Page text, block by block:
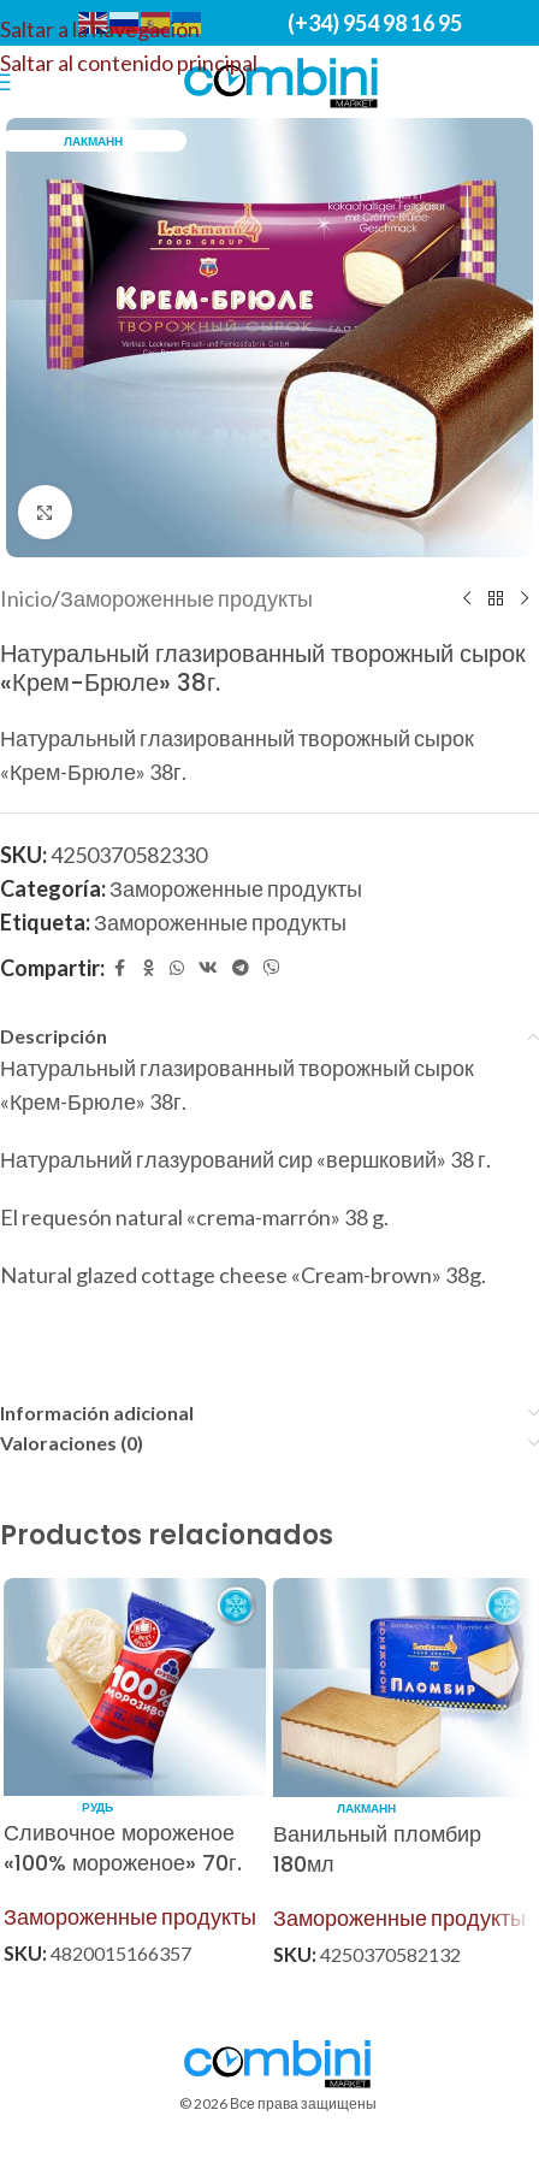
Saltar a la navegación
Saltar al contenido principal
(+34) 954 98 16 95
ЛАКМАНН
Haga clic para ampliar
Inicio/Замороженные продукты
Натуральный глазированный творожный сырок
«Крем-Брюле» 38г.
Натуральный глазированный творожный сырок
«Крем-Брюле» 38г.
SKU:4250370582330
Categoría:Замороженные продукты
Etiqueta:Замороженные продукты
Compartir:
Descripción
Натуральный глазированный творожный сырок
«Крем-Брюле» 38г.
Натуральний глазурований сир «вершковий» 38 г.
El requesón natural «crema-marrón» 38 g.
Natural glazed cottage cheese «Cream-brown» 38g.
Información adicional
Valoraciones (0)
Productos relacionados
РУДЬ
Сливочное мороженое
«100% мороженое» 70г.
Замороженные продукты
SKU: 4820015166357
ЛАКМАНН
Ванильный пломбир
180мл
Замороженные продукты
SKU: 4250370582132
© 2026 Все права защищены